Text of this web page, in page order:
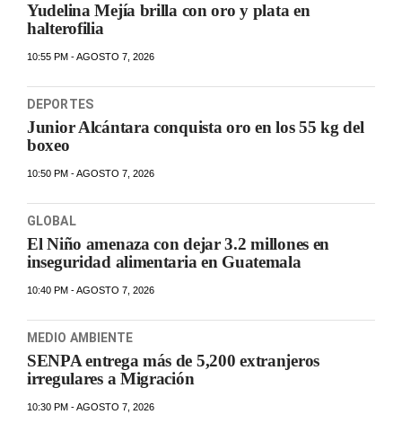
Yudelina Mejía brilla con oro y plata en
halterofilia
10:55 PM - AGOSTO 7, 2026
DEPORTES
Junior Alcántara conquista oro en los 55 kg del
boxeo
10:50 PM - AGOSTO 7, 2026
GLOBAL
El Niño amenaza con dejar 3.2 millones en
inseguridad alimentaria en Guatemala
10:40 PM - AGOSTO 7, 2026
MEDIO AMBIENTE
SENPA entrega más de 5,200 extranjeros
irregulares a Migración
10:30 PM - AGOSTO 7, 2026